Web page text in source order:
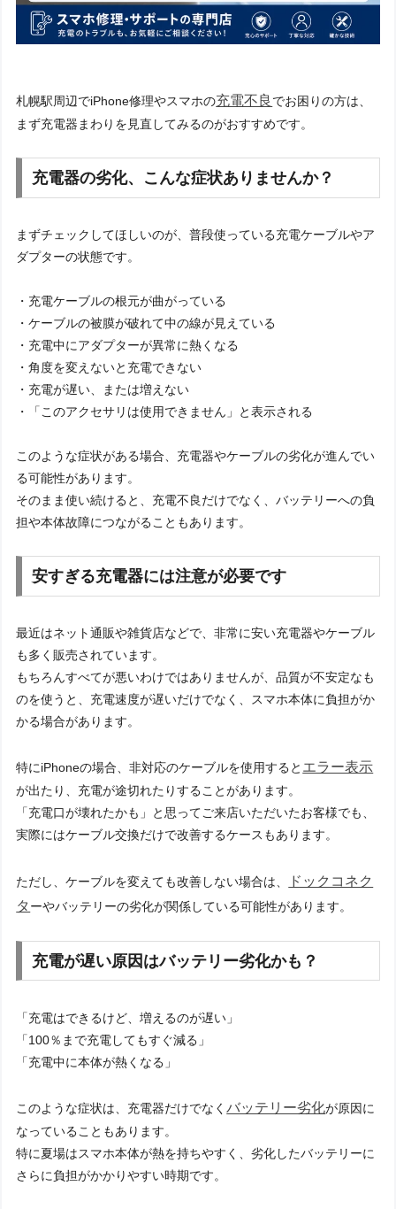
札幌駅周辺でiPhone修理やスマホの充電不良 でお困りの方は、
まず充電器まわりを見直してみるのがおすすめです。
充電器の劣化、こんな症状ありませんか？
まずチェックしてほしいのが、普段使っている充電ケーブルやア
ダプターの状態です。
・充電ケーブルの根元が曲がっている
・ケーブルの被膜が破れて中の線が見えている
・充電中にアダプターが異常に熱くなる
・角度を変えないと充電できない
・充電が遅い、または増えない
・「このアクセサリは使用できません」と表示される
このような症状がある場合、充電器やケーブルの劣化が進んでい
る可能性があります。
そのまま使い続けると、充電不良だけでなく、バッテリーへの負
担や本体故障につながることもあります。
安すぎる充電器には注意が必要です
最近はネット通販や雑貨店などで、非常に安い充電器やケーブル
も多く販売されています。
もちろんすべてが悪いわけではありませんが、品質が不安定なも
のを使うと、充電速度が遅いだけでなく、スマホ本体に負担がか
かる場合があります。
特にiPhoneの場合、非対応のケーブルを使用すると エラー表示
が出たり、充電が途切れたりすることがあります。
「充電口が壊れたかも」と思ってご来店いただいたお客様でも、
実際にはケーブル交換だけで改善するケースもあります。
ただし、ケーブルを変えても改善しない場合は、
ドックコネク
タ ーやバッテリーの劣化が関係している可能性があります。
充電が遅い原因はバッテリー劣化かも？
「充電はできるけど、増えるのが遅い」
「100％まで充電してもすぐ減る」
「充電中に本体が熱くなる」
このような症状は、充電器だけでなくバッテリー劣化が原因に
なっていることもあります。
特に夏場はスマホ本体が熱を持ちやすく、劣化したバッテリーに
さらに負担がかかりやすい時期です。